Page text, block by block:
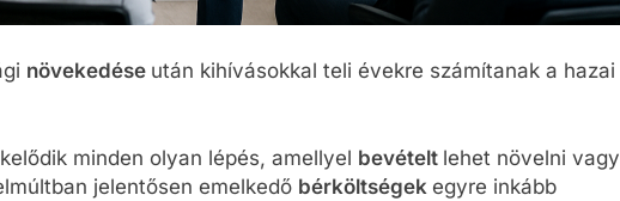
növekedése után kihívásokkal teli évekre számítanak a hazai
minden olyan lépés, amellyel bevételt lehet növelni vagy
jelentősen emelkedő bérköltségek egyre inkább